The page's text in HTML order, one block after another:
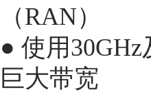
（RAN）
● 使用
巨大带宽